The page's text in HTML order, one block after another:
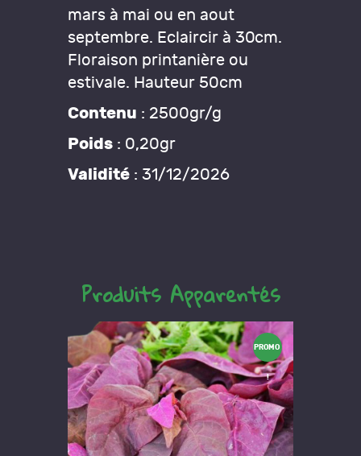
mars à mai ou en aout
septembre. Eclaircir à 30cm.
Floraison printanière ou
estivale. Hauteur 50cm
Contenu : 2500gr/g
Poids: 0,20gr
Validité: 31/12/2026
Produits Apparentés
PROMO
!